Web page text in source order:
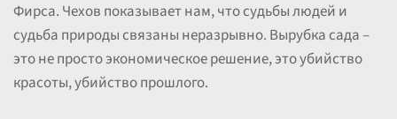
Фирса. Чехов показывает нам, что судьбы людей и
судьба природы связаны неразрывно. Вырубка сада –
это не просто экономическое решение, это убийство
красоты, убийство прошлого.